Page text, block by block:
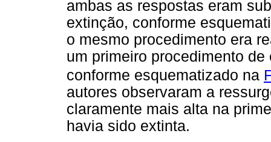
ambas as respostas eram
extinção, conforme
o mesmo procedimento era
um primeiro procedimento
conforme esquematizado na
autores observaram a
claramente mais alta na
havia sido extinta.